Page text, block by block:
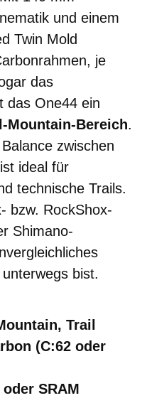
und einem
Twin Mold
je
das
das One44 ein
Mountain-Bereich.
zwischen
ideal für
technische Trails.
bzw. RockShox-
Shimano-
bist.
Trail
(C:62 oder
SRAM